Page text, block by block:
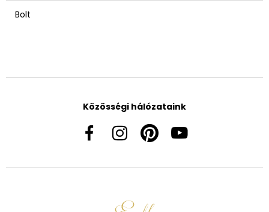
Bolt
Közösségi hálózataink